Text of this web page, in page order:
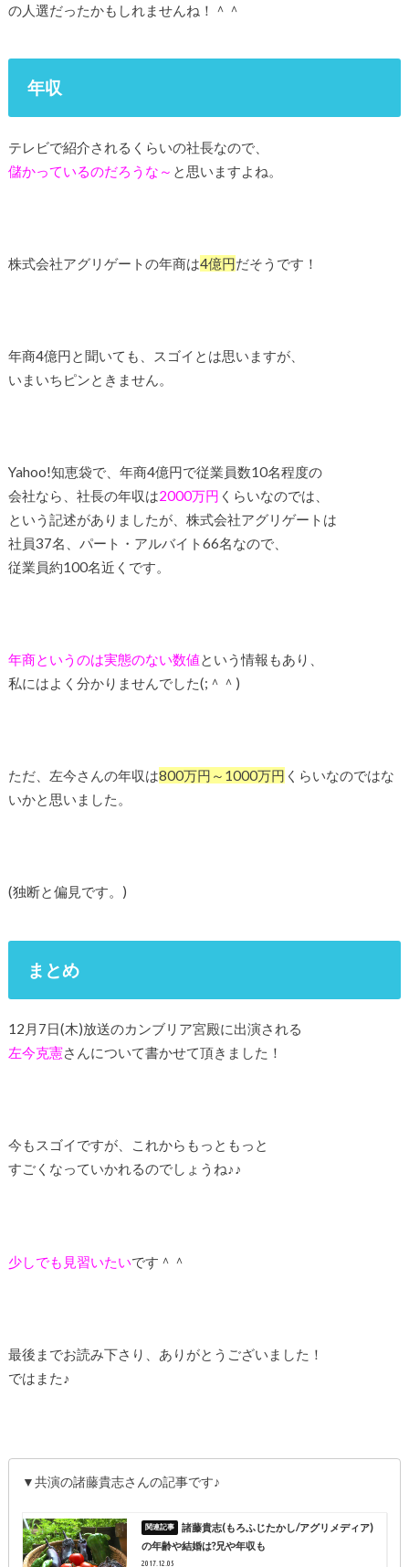
の人選だったかもしれませんね！＾＾
年収
テレビで紹介されるくらいの社長なので、
儲かっているのだろうな～ と思いますよね。
株式会社アグリゲートの年商は4億円だそうです！
年商4億円と聞いても、スゴイとは思いますが、
いまいちピンときません。
Yahoo!知恵袋で、年商4億円で従業員数10名程度の
会社なら、社長の年収は2000万円 くらいなのでは、
という記述がありましたが、株式会社アグリゲートは
社員37名、パート・アルバイト66名なので、
従業員約100名近くです。
年商というのは実態のない数値という情報もあり、
私にはよく分かりませんでした(;＾＾)
ただ、左今さんの年収は800万円～1000万円 くらいなのではな
いかと思いました。
(独断と偏見です。)
まとめ
12月7日(木)放送のカンブリア宮殿に出演される
左今克憲さんについて書かせて頂きました！
今もスゴイですが、これからもっともっと
すごくなっていかれるのでしょうね♪♪
少しでも見習いたいです＾＾
最後までお読み下さり、ありがとうございました！
ではまた♪
▼共演の諸藤貴志さんの記事です♪
諸藤貴志(もろふじたかし/アグリメディア)
の年齢や結婚は?兄や年収も
2017.12.05